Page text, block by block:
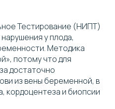
Тестирование (НИПТ)
у плода,
Методика
потому что для
достаточно
из вены беременной, в
кордоцентеза и биопсии